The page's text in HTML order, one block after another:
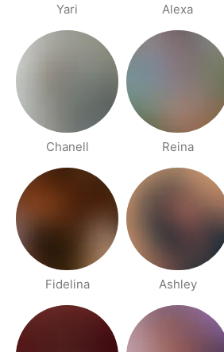
Yari Alexa
Chanell Reina
Fidelina Ashley